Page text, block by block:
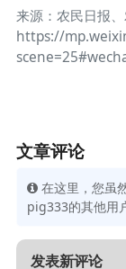
来源：农民日报
https://
文章评论
在这里，您虽
pig333的其他用
发表新评论